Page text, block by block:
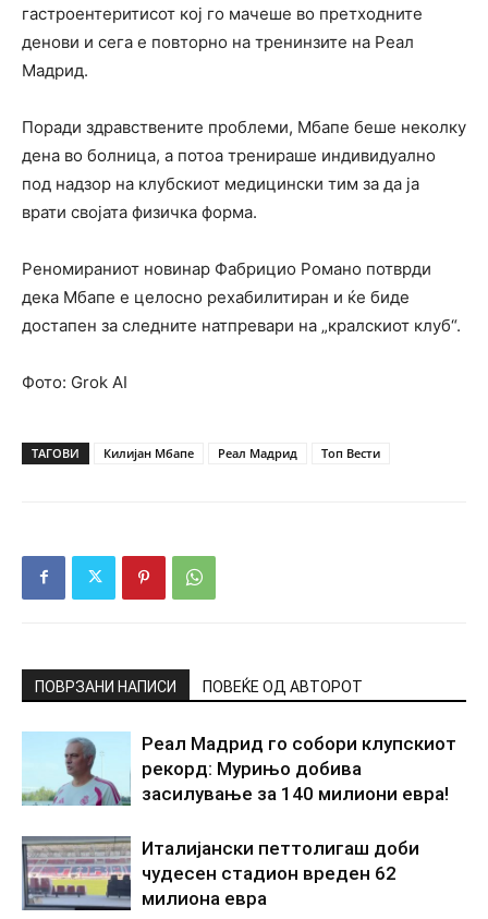
гастроентеритисот кој го мачеше во претходните
денови и сега е повторно на тренинзите на Реал
Мадрид.
Поради здравствените проблеми, Мбапе беше неколку
дена во болница, а потоа тренираше индивидуално
под надзор на клубскиот медицински тим за да ја
врати својата физичка форма.
Реномираниот новинар Фабрицио Романо потврди
дека Мбапе е целосно рехабилитиран и ќе биде
достапен за следните натпревари на „кралскиот клуб“.
Фото: Grok AI
ТАГОВИ Килијан Мбапе Реал Мадрид Топ Вести
ПОВРЗАНИ НАПИСИ ПОВЕЌЕ ОД АВТОРОТ
Реал Мадрид го собори клупскиот
рекорд: Мурињо добива
засилување за 140 милиони евра!
Италијански петтолигаш доби
чудесен стадион вреден 62
милиона евра